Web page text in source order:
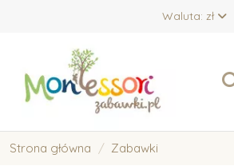
Waluta: zł
Strona główna Zabawki